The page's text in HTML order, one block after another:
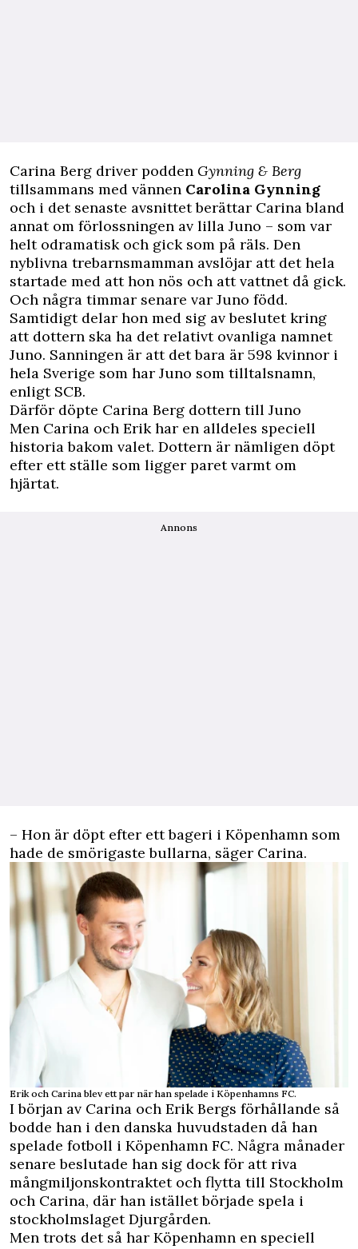
Carina Berg driver podden Gynning & Berg
tillsammans med vännen Carolina Gynning
och i det senaste avsnittet berättar Carina bland
annat om förlossningen av lilla Juno – som var
helt odramatisk och gick som på räls. Den
nyblivna trebarnsmamman avslöjar att det hela
startade med att hon nös och att vattnet då gick.
Och några timmar senare var Juno född.
Samtidigt delar hon med sig av beslutet kring
att dottern ska ha det relativt ovanliga namnet
Juno. Sanningen är att det bara är 598 kvinnor i
hela Sverige som har Juno som tilltalsnamn,
enligt SCB.
Därför döpte Carina Berg dottern till Juno
Men Carina och Erik har en alldeles speciell
historia bakom valet. Dottern är nämligen döpt
efter ett ställe som ligger paret varmt om
hjärtat.
Annons
– Hon är döpt efter ett bageri i Köpenhamn som
hade de smörigaste bullarna, säger Carina.
Erik och Carina blev ett par när han spelade i Köpenhamns FC.
I början av Carina och Erik Bergs förhållande så
bodde han i den danska huvudstaden då han
spelade fotboll i Köpenhamn FC. Några månader
senare beslutade han sig dock för att riva
mångmiljonskontraktet och flytta till Stockholm
och Carina, där han istället började spela i
stockholmslaget Djurgården.
Men trots det så har Köpenhamn en speciell